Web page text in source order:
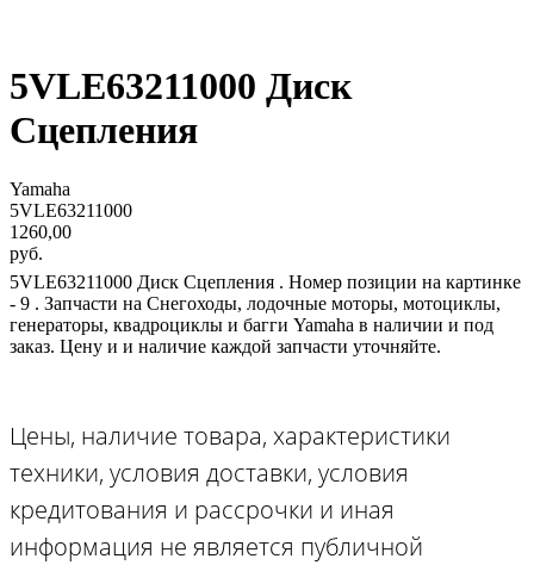
5VLE63211000 Диск
Сцепления
Yamaha
5VLE63211000
1260,00
руб.
5VLE63211000 Диск Сцепления . Номер позиции на картинке
- 9 . Запчасти на Снегоходы, лодочные моторы, мотоциклы,
генераторы, квадроциклы и багги Yamaha в наличии и под
заказ. Цену и и наличие каждой запчасти уточняйте.
Цены, наличие товара, характеристики
техники, условия доставки, условия
кредитования и рассрочки и иная
информация не является публичной